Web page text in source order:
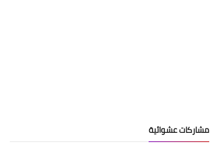
مشاركات عشوائية